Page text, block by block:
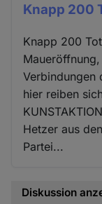
Knapp 200
Knapp 200
Verbindungen
hier reiben
Hetzer aus
Partei...
Diskussion